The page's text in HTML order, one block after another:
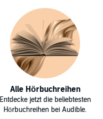
Alle Hörbuchreihen
Entdecke jetzt die beliebtesten
Hörbuchreihen bei Audible.